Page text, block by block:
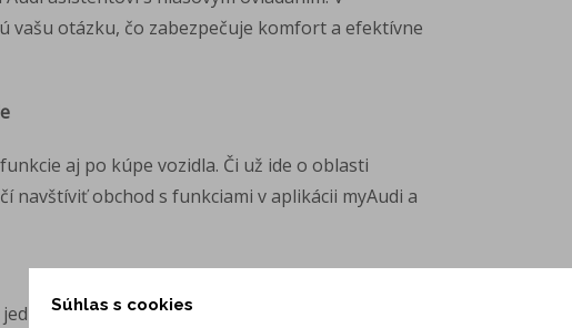
vašu otázku, čo zabezpečuje komfort a efektívne
aj po kúpe vozidla. Či už ide o oblasti
navštíviť obchod s funkciami v aplikácii myAudi a
TFSI a TDI. Niektoré verzie sú
Súhlas s cookies